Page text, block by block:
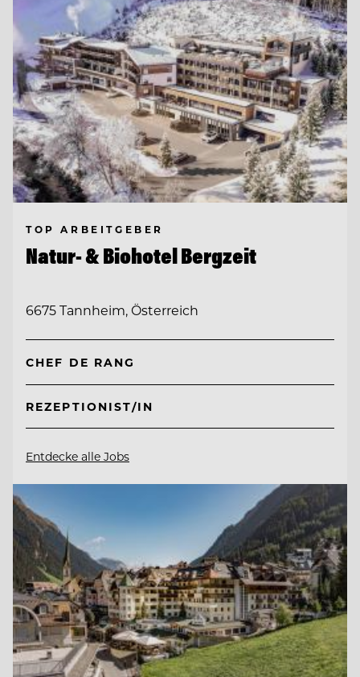
TOP ARBEITGEBER
Natur- & Biohotel Bergzeit
6675 Tannheim, Österreich
CHEF DE RANG
REZEPTIONIST/IN
Entdecke alle Jobs